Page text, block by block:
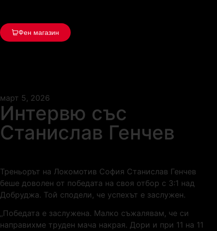
Фен магазин
март 5, 2026
Интервю със
Станислав Генчев
Треньорът на Локомотив София Станислав Генчев
беше доволен от победата на своя отбор с 3:1 над
Добруджа. Той сподели, че успехът е заслужен.
„Победата е заслужена. Малко съжалявам, че си
направихме труден мача накрая. Дори и при 11 на 11